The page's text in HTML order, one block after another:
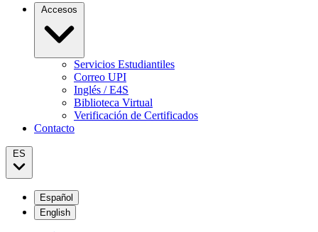
Accesos
Servicios Estudiantiles
Correo UPI
Inglés / E4S
Biblioteca Virtual
Verificación de Certificados
Contacto
ES
Español
English